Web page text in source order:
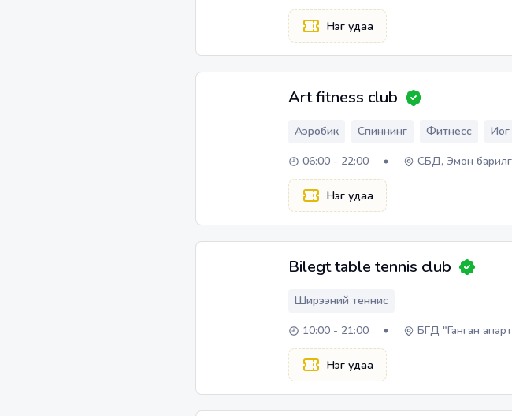
Нэг удаа
Art fitness club
Аэробик Спиннинг Фитнесс
Иог
06:00 - 22:00
СБД, Эмон
Нэг удаа
Bilegt table tennis club
Ширээний теннис
10:00 - 21:00
БГД "Ганган
Нэг удаа